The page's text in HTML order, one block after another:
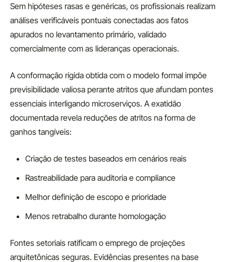
Sem hipóteses rasas e genéricas, os profissionais realizam
análises verificáveis pontuais conectadas aos fatos
apurados no levantamento primário, validado
comercialmente com as lideranças operacionais.
A conformação rígida obtida com o modelo formal impõe
previsibilidade valiosa perante atritos que afundam pontes
essenciais interligando microserviços. A exatidão
documentada revela reduções de atritos na forma de
ganhos tangíveis:
Criação de testes baseados em cenários reais
Rastreabilidade para auditoria e compliance
Melhor definição de escopo e prioridade
Menos retrabalho durante homologação
Fontes setoriais ratificam o emprego de projeções
arquitetônicas seguras. Evidências presentes na base